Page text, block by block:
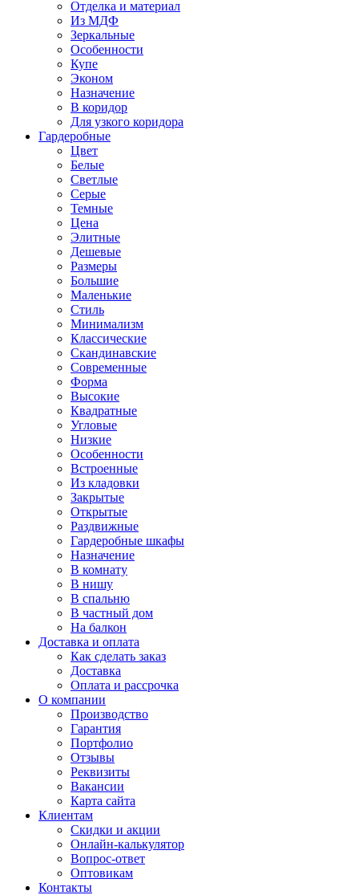
Отделка и материал
Из МДФ
Зеркальные
Особенности
Купе
Эконом
Назначение
В коридор
Для узкого коридора
Гардеробные
Цвет
Белые
Светлые
Серые
Темные
Цена
Элитные
Дешевые
Размеры
Большие
Маленькие
Стиль
Минимализм
Классические
Скандинавские
Современные
Форма
Высокие
Квадратные
Угловые
Низкие
Особенности
Встроенные
Из кладовки
Закрытые
Открытые
Раздвижные
Гардеробные шкафы
Назначение
В комнату
В нишу
В спальню
В частный дом
На балкон
Доставка и оплата
Как сделать заказ
Доставка
Оплата и рассрочка
О компании
Производство
Гарантия
Портфолио
Отзывы
Реквизиты
Вакансии
Карта сайта
Клиентам
Скидки и акции
Онлайн-калькулятор
Вопрос-ответ
Оптовикам
Контакты